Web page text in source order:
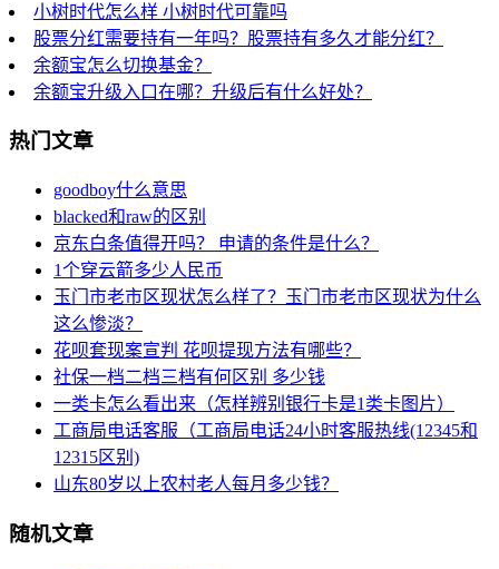
小树时代怎么样 小树时代可靠吗
股票分红需要持有一年吗？股票持有多久才能分红？
余额宝怎么切换基金？
余额宝升级入口在哪？升级后有什么好处？
热门文章
goodboy什么意思
blacked和raw的区别
京东白条值得开吗？ 申请的条件是什么？
1个穿云箭多少人民币
玉门市老市区现状怎么样了？玉门市老市区现状为什么
这么惨淡？
花呗套现案宣判 花呗提现方法有哪些？
社保一档二档三档有何区别 多少钱
一类卡怎么看出来（怎样辨别银行卡是1类卡图片）
工商局电话客服（工商局电话24小时客服热线(12345和
12315区别)
山东80岁以上农村老人每月多少钱？
随机文章